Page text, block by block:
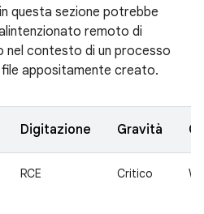
questa sezione potrebbe
remoto di
nel contesto di un processo
appositamente creato.
Digitazione Gravità
RCE Critico